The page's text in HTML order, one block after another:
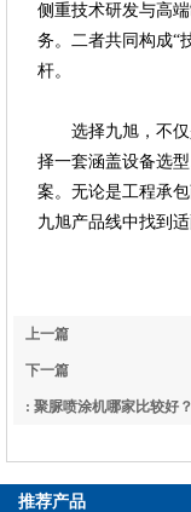
侧重技术研发与高
务。二者共同构成“
杆。
选择九旭，不仅
择一套涵盖设备选
案。无论是工程承
九旭产品线中找到适
上一篇
: 聚脲防水涂料的基本性能
下一篇
: 聚脲喷涂机哪家比较好？
推荐产品